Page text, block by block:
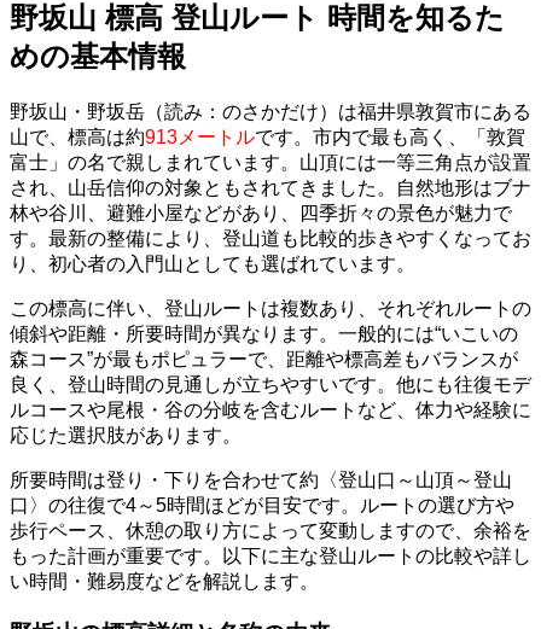
野坂山 標高 登山ルート 時間を知るた
めの基本情報
野坂山・野坂岳（読み：のさかだけ）は福井県敦賀市にある
山で、標高は約913メートルです。市内で最も高く、「敦賀
富士」の名で親しまれています。山頂には一等三角点が設置
され、山岳信仰の対象ともされてきました。自然地形はブナ
林や谷川、避難小屋などがあり、四季折々の景色が魅力で
す。最新の整備により、登山道も比較的歩きやすくなってお
り、初心者の入門山としても選ばれています。
この標高に伴い、登山ルートは複数あり、それぞれルートの
傾斜や距離・所要時間が異なります。一般的には“いこいの
森コース”が最もポピュラーで、距離や標高差もバランスが
良く、登山時間の見通しが立ちやすいです。他にも往復モデ
ルコースや尾根・谷の分岐を含むルートなど、体力や経験に
応じた選択肢があります。
所要時間は登り・下りを合わせて約〈登山口～山頂～登山
口〉の往復で4～5時間ほどが目安です。ルートの選び方や
歩行ペース、休憩の取り方によって変動しますので、余裕を
もった計画が重要です。以下に主な登山ルートの比較や詳し
い時間・難易度などを解説します。